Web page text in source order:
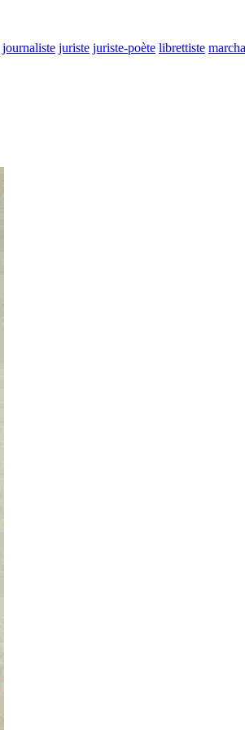
journaliste juriste juriste-poète librettiste